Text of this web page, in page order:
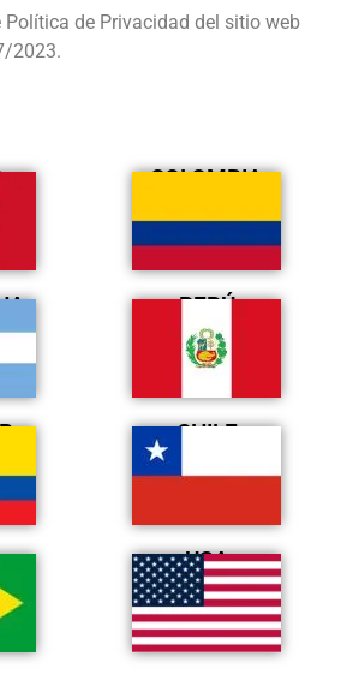
Política de Privacidad del sitio web
2023.
COLOMBIA
PERÚ
CHILE
USA